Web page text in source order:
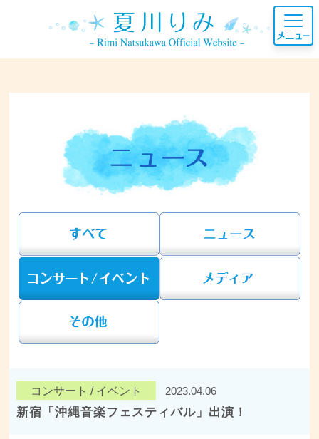
コンサート / イベント 2023.04.06
新宿「沖縄音楽フェスティバル」出演！